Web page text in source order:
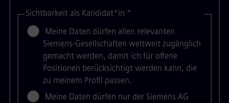
Sichtbarkeit als Kandidat*in *
Meine Daten dürfen allen relevanten
Siemens-Gesellschaften weltweit zugänglich
gemacht werden, damit ich für offene
Positionen berücksichtigt werden kann, die
zu meinem Profil passen.
Meine Daten dürfen nur der Siemens AG